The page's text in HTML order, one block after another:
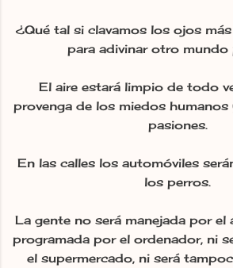
¿Qué tal si clavamos los ojos
para adivinar otro
El aire estará limpio de todo
provenga de los miedos humanos
pasiones.
En las calles los automóviles
los perros.
La gente no será manejada por el
programada por el ordenador, ni
el supermercado, ni será